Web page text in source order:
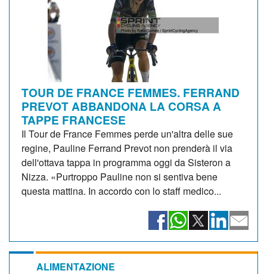
TOUR DE FRANCE FEMMES. FERRAND
PREVOT ABBANDONA LA CORSA A
TAPPE FRANCESE
Il Tour de France Femmes perde un'altra delle sue
regine, Pauline Ferrand Prevot non prenderà il via
dell'ottava tappa in programma oggi da Sisteron a
Nizza. «Purtroppo Pauline non si sentiva bene
questa mattina. In accordo con lo staff medico...
ALIMENTAZIONE